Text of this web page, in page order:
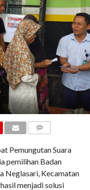
Pemungutan Suara
pemilihan Badan
Neglasari, Kecamatan
menjadi solusi